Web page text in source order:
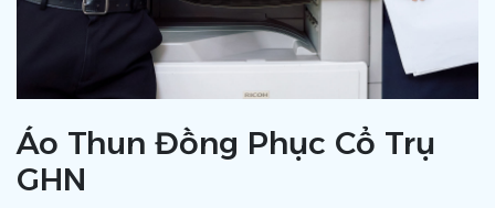
Áo Thun Đồng Phục Cổ Trụ
GHN